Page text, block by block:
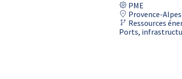
PME
Provence-
Ressources
Ports,